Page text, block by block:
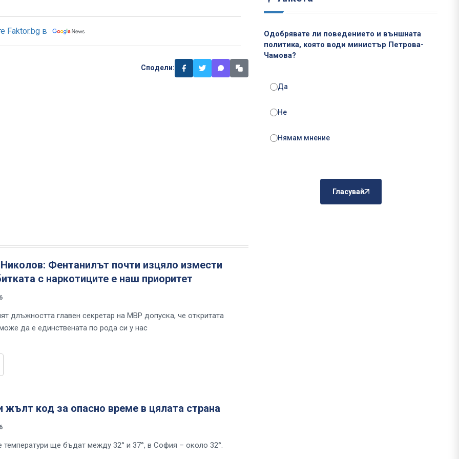
Faktor.bg в
Сподели:
Фентанилът почти изцяло измести
с наркотиците е наш приоритет
длъжността главен секретар на МВР допуска, че откритата
да е единствената по рода си у нас
жълт код за опасно време в цялата страна
температури ще бъдат между 32° и 37°, в София – около 32°.
Одобрявате ли поведението и външната
политика, която води министър Петрова-
Чамова?
Да
Не
Нямам мнение
Гласувай